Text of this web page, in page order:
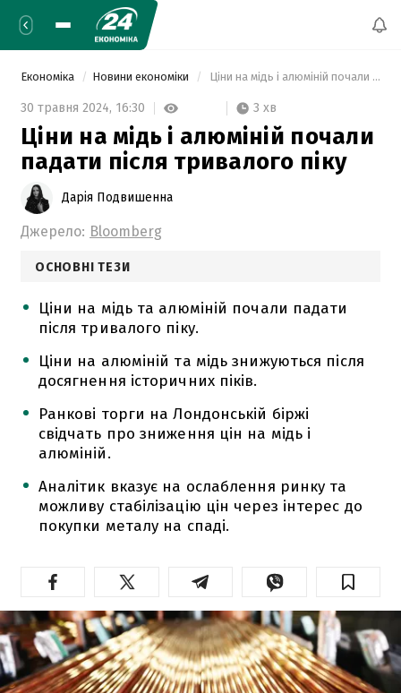
Економіка Новини економіки Ціни на мідь і алюміній почали падати після тривалого піку
30 травня 2024, 16:30 3 хв
Ціни на мідь і алюміній почали
падати після тривалого піку
Дарія Подвишенна
Джерело: Bloomberg
ОСНОВНІ ТЕЗИ
Ціни на мідь та алюміній почали падати
після тривалого піку.
Ціни на алюміній та мідь знижуються після
досягнення історичних піків.
Ранкові торги на Лондонській біржі
свідчать про зниження цін на мідь і
алюміній.
Аналітик вказує на ослаблення ринку та
можливу стабілізацію цін через інтерес до
покупки металу на спаді.